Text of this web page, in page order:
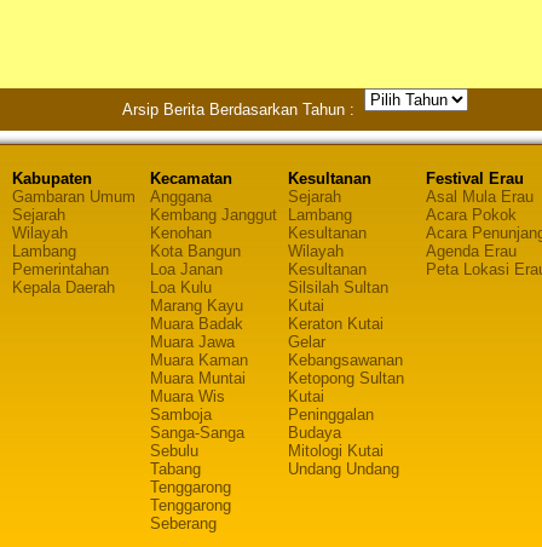
Arsip Berita Berdasarkan Tahun :
Kabupaten
Gambaran Umum
Sejarah
Wilayah
Lambang
Pemerintahan
Kepala Daerah
Kecamatan
Anggana
Kembang Janggut
Kenohan
Kota Bangun
Loa Janan
Loa Kulu
Marang Kayu
Muara Badak
Muara Jawa
Muara Kaman
Muara Muntai
Muara Wis
Samboja
Sanga-Sanga
Sebulu
Tabang
Tenggarong
Tenggarong
Seberang
Kesultanan
Sejarah
Lambang
Kesultanan
Wilayah
Kesultanan
Silsilah Sultan
Kutai
Keraton Kutai
Gelar
Kebangsawanan
Ketopong Sultan
Kutai
Peninggalan
Budaya
Mitologi Kutai
Undang Undang
Festival Erau
Asal Mula Erau
Acara Pokok
Acara
Agenda Erau
Peta Lokasi